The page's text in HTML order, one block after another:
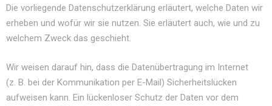
Die vorliegende Datenschutzerklärung erläutert, welche Daten wir
erheben und wofür wir sie nutzen. Sie erläutert auch, wie und zu
welchem Zweck das geschieht.
Wir weisen darauf hin, dass die Datenübertragung im Internet
(z. B. bei der Kommunikation per E-Mail) Sicherheitslücken
aufweisen kann. Ein lückenloser Schutz der Daten vor dem